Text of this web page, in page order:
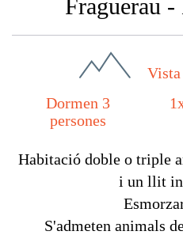
Fraguerau
Vista
Dormen 3
persones
Habitació doble o triple
i un llit
S'admeten animals